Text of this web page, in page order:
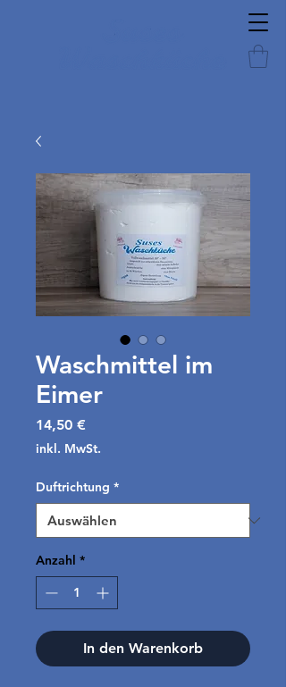
Waschmittel im
Eimer
14,50 €
inkl. MwSt.
Duftrichtung *
Anzahl *
In den Warenkorb